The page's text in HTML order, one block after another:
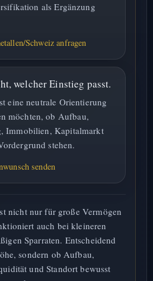
als Ergänzung
Schweiz anfragen
welcher Einstieg passt.
eine neutrale Orientierung
möchten, ob Aufbau,
Immobilien, Kapitalmarkt
stehen.
senden
nicht nur für große Vermögen
auch bei kleineren
Sparraten. Entscheidend
sondern ob Aufbau,
und Standort bewusst